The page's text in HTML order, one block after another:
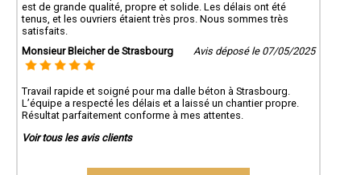
est de grande qualité, propre et solide. Les délais ont été
tenus, et les ouvriers étaient très pros. Nous sommes très
satisfaits.
Monsieur Bleicher de Strasbourg
Avis déposé le 07/05/2025
Travail rapide et soigné pour ma dalle béton à Strasbourg.
L’équipe a respecté les délais et a laissé un chantier propre.
Résultat parfaitement conforme à mes attentes.
Voir tous les avis clients